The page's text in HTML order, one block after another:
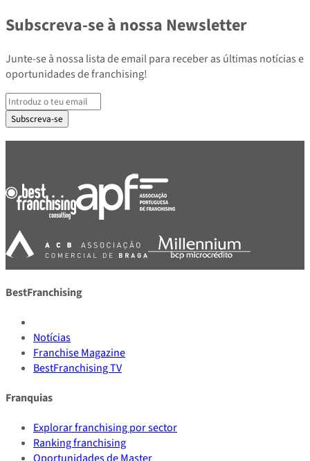
Subscreva-se à nossa Newsletter
Junte-se à nossa lista de email para receber as últimas notícias e
oportunidades de franchising!
Subscreva-se
BestFranchising
Notícias
Franchise Magazine
BestFranchising TV
Franquias
Explorar franchising por sector
Ranking franchising